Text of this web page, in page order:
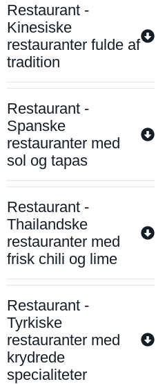
Restaurant -
Kinesiske
restauranter fulde af
tradition
Restaurant -
Spanske
restauranter med
sol og tapas
Restaurant -
Thailandske
restauranter med
frisk chili og lime
Restaurant -
Tyrkiske
restauranter med
krydrede
specialiteter